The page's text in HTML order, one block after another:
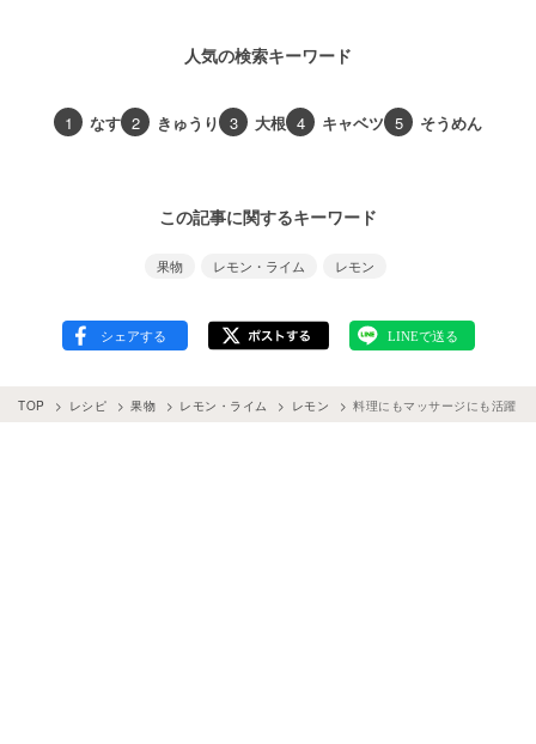
人気の検索キーワード
1 なす 2 きゅうり 3 大根 4 キャベツ 5 そうめん
この記事に関するキーワード
果物 レモン・ライム レモン
TOP レシピ 果物 レモン・ライム レモン 料理にもマッサージにも活躍「